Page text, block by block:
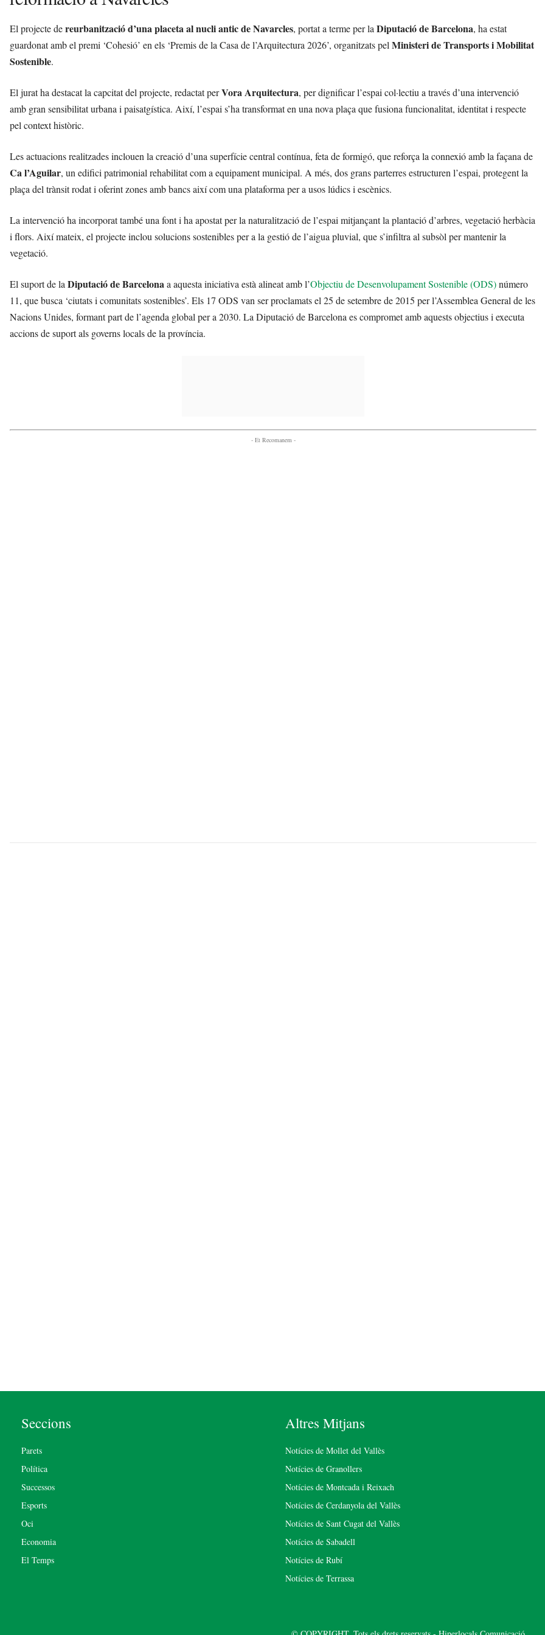
El projecte dereurbanització d’una placeta al nucli antic de Navarcles, portat a terme per laDiputació de Barcelona, ha estat
guardonat amb el premi ‘Cohesió’ en els ‘Premis de la Casa de l’Arquitectura 2026’, organitzats pelMinisteri de Transports i Mobilitat
Sostenible.
El jurat ha destacat la capcitat del projecte, redactat perVora Arquitectura, per dignificar l’espai col·lectiu a través d’una intervenció
amb gran sensibilitat urbana i paisatgística. Així, l’espai s’ha transformat en una nova plaça que fusiona funcionalitat, identitat i respecte
pel context històric.
Les actuacions realitzades inclouen la creació d’una superfície central contínua, feta de formigó, que reforça la connexió amb la façana de
Ca l’Aguilar, un edifici patrimonial rehabilitat com a equipament municipal. A més, dos grans parterres estructuren l’espai, protegent la
plaça del trànsit rodat i oferint zones amb bancs així com una plataforma per a usos lúdics i escènics.
La intervenció ha incorporat també una font i ha apostat per la naturalització de l’espai mitjançant la plantació d’arbres, vegetació herbàcia
i flors. Així mateix, el projecte inclou solucions sostenibles per a la gestió de l’aigua pluvial, que s’infiltra al subsòl per mantenir la
vegetació.
El suport de laDiputació de Barcelonaa aquesta iniciativa està alineat amb l’Objectiu de Desenvolupament Sostenible (ODS)número
11, que busca ‘ciutats i comunitats sostenibles’. Els 17 ODS van ser proclamats el 25 de setembre de 2015 per l’Assemblea General de les
Nacions Unides, formant part de l’agenda global per a 2030. La Diputació de Barcelona es compromet amb aquests objectius i executa
accions de suport als governs locals de la província.
- Et Recomanem -
Seccions
Parets
Política
Successos
Esports
Oci
Economia
El Temps
Altres Mitjans
Notícies de Mollet del Vallès
Notícies de Granollers
Notícies de Montcada i Reixach
Notícies de Cerdanyola del Vallès
Notícies de Sant Cugat del Vallès
Notícies de Sabadell
Notícies de Rubí
Notícies de Terrassa